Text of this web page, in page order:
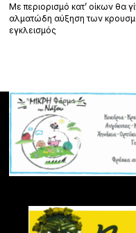
Με περιορισμό κατ’ οίκων θα
αλματώδη αύξηση των
εγκλεισμός